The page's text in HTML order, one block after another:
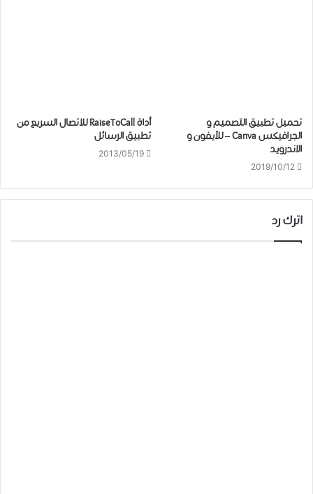
تحميل ﺗﻄﺒﻴﻖ ﺍﻟﺘﺼﻤﻴﻢ و
الجرافيكس Canva – للآيفون و
الاندرويد
2019/10/12
أداة RaiseToCall للاتصال السريع من
تطبيق الرسائل
2013/05/19
اترك رد